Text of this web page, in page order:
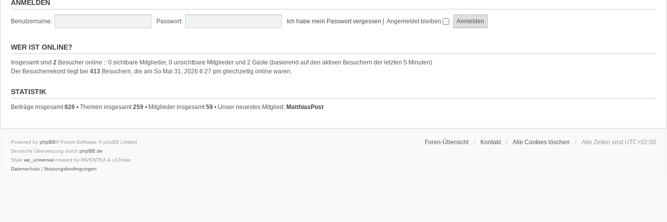
ANMELDEN
Benutzername: Passwort: Ich habe mein Passwort vergessen Angemeldet bleiben
WER IST ONLINE?
Insgesamt sind 2 Besucher online :: 0 sichtbare Mitglieder, 0 unsichtbare Mitglieder und 2 Gäste (basierend auf den aktiven Besuchern der letzten 5 Minuten)
Der Besucherrekord liegt bei 413 Besuchern, die am So Mai 31, 2026 6:27 pm gleichzeitig online waren.
STATISTIK
Beiträge insgesamt826 • Themen insgesamt259 • Mitglieder insgesamt59 • Unser neuestes Mitglied: MatthiasPost
Foren-Übersicht Kontakt Alle Cookies löschen Alle Zeiten sind UTC+02:00
Powered by phpBB® Forum Software © phpBB Limited
Deutsche Übersetzung durch phpBB.de
Style we_universal created by INVENTEA & v12mike
Datenschutz | Nutzungsbedingungen